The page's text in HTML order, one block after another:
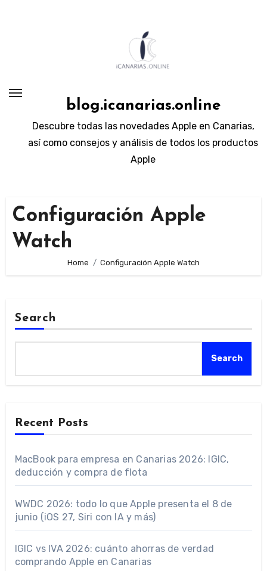
blog.icanarias.online
Descubre todas las novedades Apple en Canarias,
así como consejos y análisis de todos los productos
Apple
Configuración Apple
Watch
Home Configuración Apple Watch
Search
Search
Recent Posts
MacBook para empresa en Canarias 2026: IGIC,
deducción y compra de flota
WWDC 2026: todo lo que Apple presenta el 8 de
junio (iOS 27, Siri con IA y más)
IGIC vs IVA 2026: cuánto ahorras de verdad
comprando Apple en Canarias